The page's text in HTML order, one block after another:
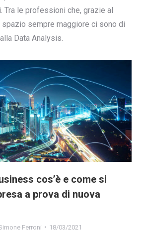
Tra le professioni che, grazie al
spazio sempre maggiore ci sono di
Data Analysis.
cos’è e come si
a prova di nuova
Ferroni 18/03/2021